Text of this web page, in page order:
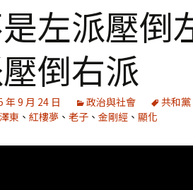
樂劇 左派壓倒
倒右派
年 9 月 24 日 政治與社會 共和黨
東 、 紅樓夢 、 老子 、 金剛經 、 顯化